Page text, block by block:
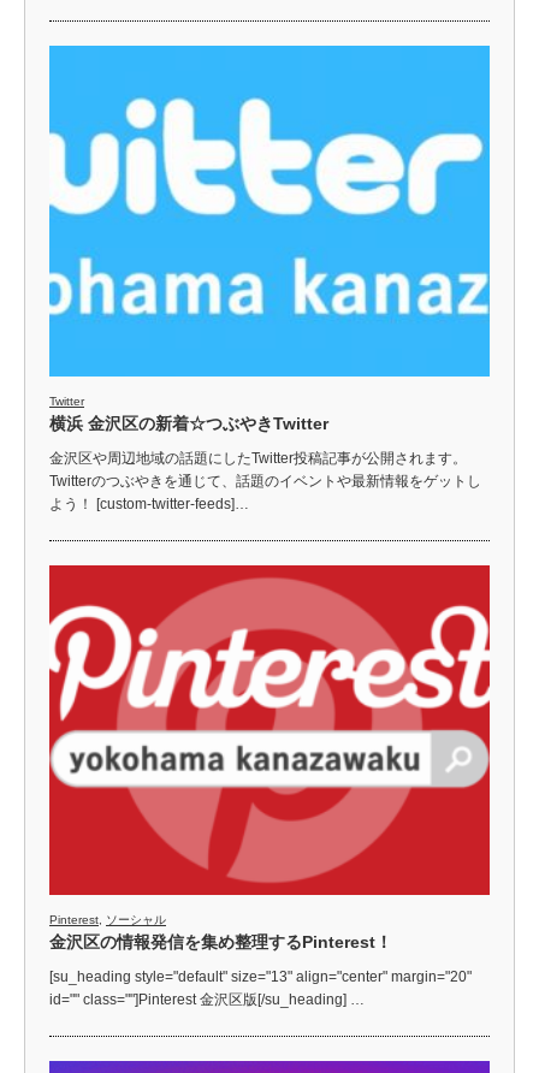
Twitter
横浜 金沢区の新着☆つぶやきTwitter
金沢区や周辺地域の話題にしたTwitter投稿記事が公開されます。
Twitterのつぶやきを通じて、話題のイベントや最新情報をゲットし
よう！ [custom-twitter-feeds]…
Pinterest ソーシャル
金沢区の情報発信を集め整理するPinterest！
[su_heading style="default" size="13" align="center" margin="20"
id="" class=""]Pinterest 金沢区版[/su_heading] …